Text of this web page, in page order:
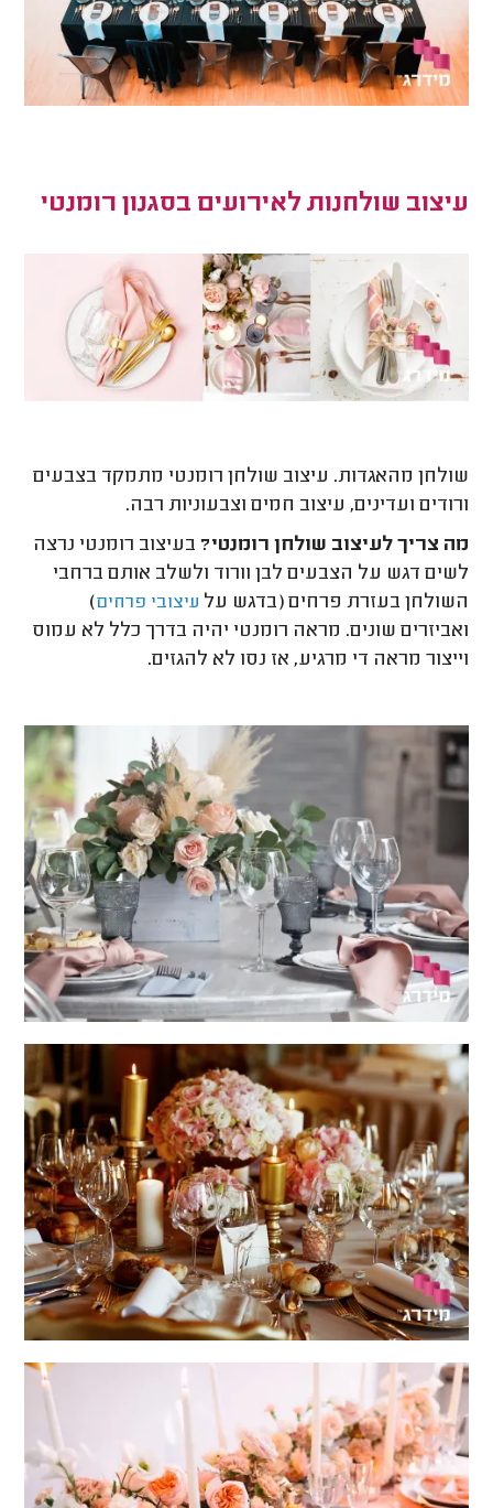
עיצוב שולחנות לאירועים בסגנון רומנטי
שולחן מהאגדות. עיצוב שולחן רומנטי מתמקד בצבעים
ורודים ועדינים, עיצוב חמים וצבעוניות רבה.
מה צריך לעיצוב שולחן רומנטי? בעיצוב רומנטי נרצה
לשים דגש על הצבעים לבן וורוד ולשלב אותם ברחבי
השולחן בעזרת פרחים (בדגש על עיצובי פרחים)
ואביזרים שונים. מראה רומנטי יהיה בדרך כלל לא עמוס
וייצור מראה די מרגיע, אז נסו לא להגזים.